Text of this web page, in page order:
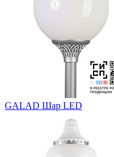
GALAD Шар LED